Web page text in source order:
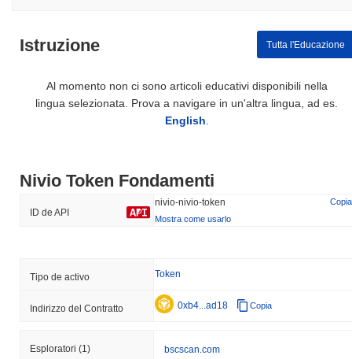
Istruzione Tutta l'Educazione
Al momento non ci sono articoli educativi disponibili nella
lingua selezionata. Prova a navigare in un'altra lingua, ad es.
English.
Nivio Token Fondamenti
ID de API
nivio-nivio-token
Copia
Mostra come usarlo
Tipo de activo Token
Indirizzo del Contratto 0xb4...ad18 Copia
Esploratori (1) bscscan.com